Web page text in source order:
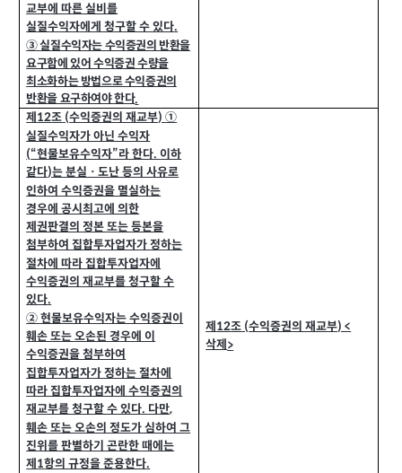
교부에 따른 실비를
실질수익자에게 청구할 수 있다.
③ 실질수익자는 수익증권의 반환을
요구함에 있어 수익증권 수량을
최소화하는 방법으로 수익증권의
반환을 요구하여야 한다.
제 12조 (수익증권의 재교부)①
실질수익자가 아닌 수익자
(“현물보유수익자”라 한다. 이하
같다)는 분실ㆍ도난 등의 사유로
인하여 수익증권을 멸실하는
경우에 공시최고에 의한
제권판결의 정본 또는 등본을
첨부하여 집합투자업자가 정하는
절차에 따라 집합투자업자에
수익증권의 재교부를 청구할 수
있다.
② 현물보유수익자는 수익증권이
훼손 또는 오손된 경우에 이
수익증권을 첨부하여
집합투자업자가 정하는 절차에
따라 집합투자업자에 수익증권의
재교부를 청구할 수 있다. 다만,
훼손 또는 오손의 정도가 심하여 그
진위를 판별하기 곤란한 때에는
제 1항의 규정을 준용한다.
제 12조 (수익증권의 재교부) <
삭제 >